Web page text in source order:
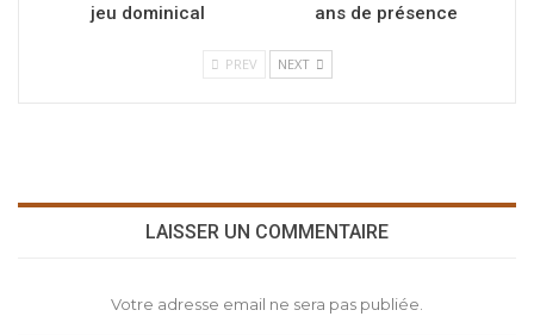
jeu dominical
ans de présence
PREV NEXT
LAISSER UN COMMENTAIRE
Votre adresse email ne sera pas publiée.